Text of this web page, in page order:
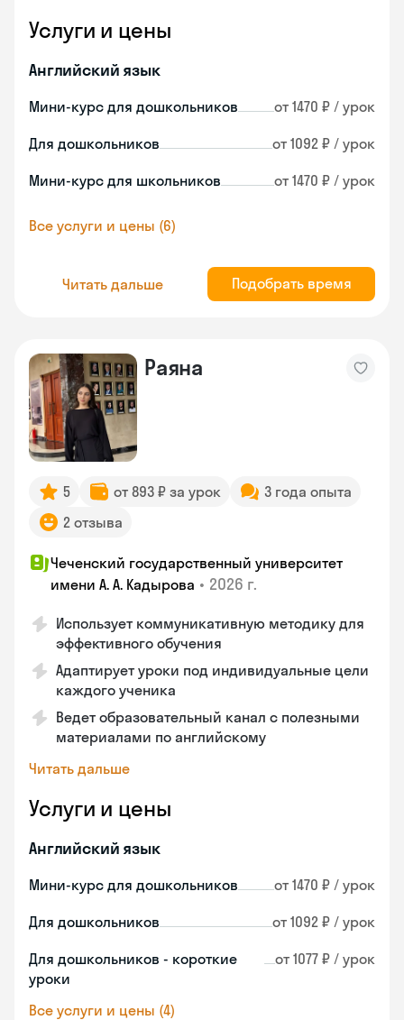
Услуги и цены
Английский язык
Мини-курс для дошкольников от 1470 ₽ / урок
Для дошкольников от 1092 ₽ / урок
Мини-курс для школьников от 1470 ₽ / урок
Все услуги и цены (6)
Читать дальше Подобрать время
Раяна
5 от 893 ₽ за урок
3 года опыта
2 отзыва
Чеченский государственный университет
имени А. А. Кадырова • 2026 г.
Использует коммуникативную методику для
эффективного обучения
Адаптирует уроки под индивидуальные цели
каждого ученика
Ведет образовательный канал с полезными
материалами по английскому
Читать дальше
Услуги и цены
Английский язык
Мини-курс для дошкольников от 1470 ₽ / урок
Для дошкольников от 1092 ₽ / урок
Для дошкольников - короткие
уроки
от 1077 ₽ / урок
Все услуги и цены (4)